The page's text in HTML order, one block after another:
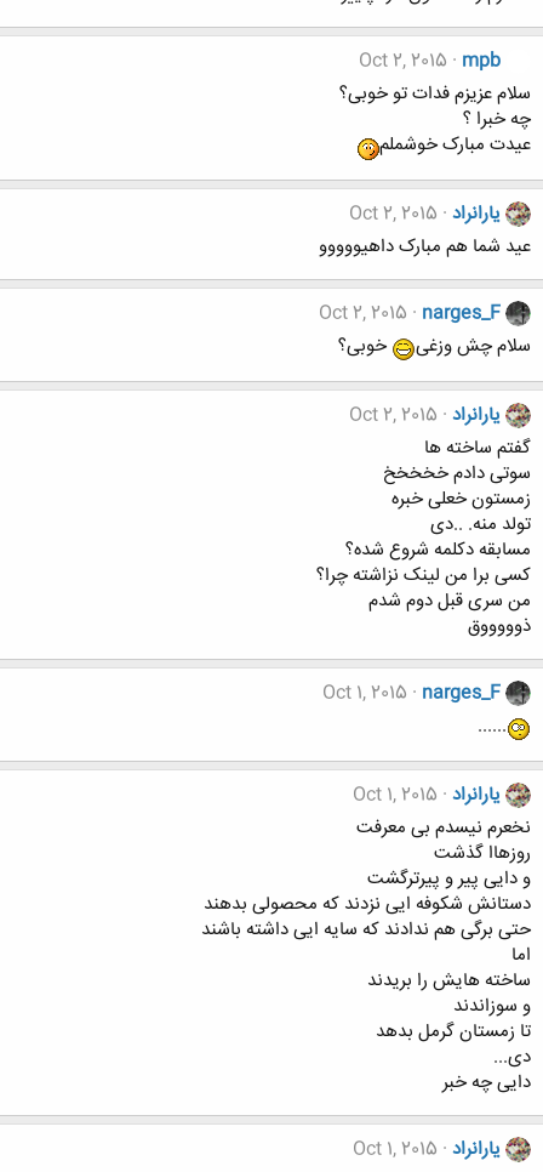
mpb
Oct 2, 2015
سلام عزیزم فدات تو خوبی؟
چه خبرا ؟
عیدت مبارک خوشملم
یارانراد Oct 2, 2015
عید شما هم مبارک داهیووووو
narges_F
Oct 2, 2015
سلام چش وزغی
خوبی؟
یارانراد Oct 2, 2015
گفتم ساخته ها
سوتی دادم خخخخخ
زمستون خعلی خبره
تولد منه. ..دی
مسابقه دکلمه شروع شده؟
کسی برا من لینک نزاشته چرا؟
من سری قبل دوم شدم
ذوووووق
narges_F
Oct 1, 2015
......
یارانراد Oct 1, 2015
نخعرم نیسدم بی معرفت
روزهاا گذشت
و دایی پیر و پیرترگشت
دستانش شکوفه ایی نزدند که محصولی بدهند
حتی برگی هم ندادند که سایه ایی داشته باشند
اما
ساخته هایش را بریدند
و سوزاندند
تا زمستان گرمل بدهد
دی...
دایی چه خبر
یارانراد Oct 1, 2015